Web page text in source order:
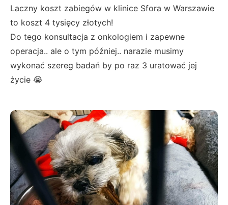
Laczny koszt zabiegów w klinice Sfora w Warszawie
to koszt 4 tysięcy złotych!
Do tego konsultacja z onkologiem i zapewne
operacja.. ale o tym później.. narazie musimy
wykonać szereg badań by po raz 3 uratować jej
życie 😭